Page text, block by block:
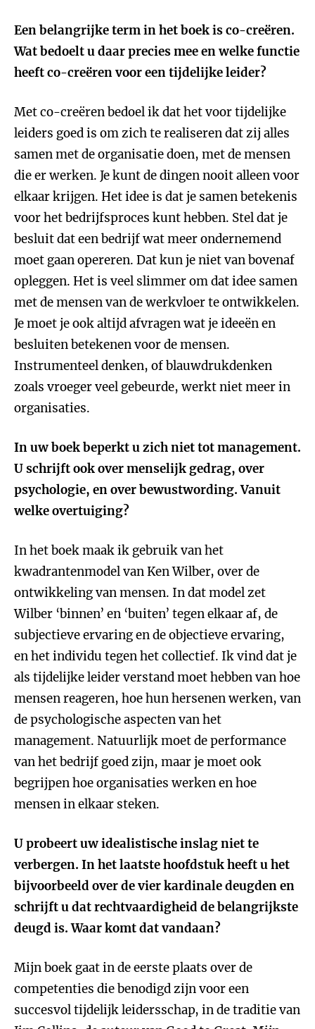
Een belangrijke term in het boek is co-creëren.
Wat bedoelt u daar precies mee en welke functie
heeft co-creëren voor een tijdelijke leider?
Met co-creëren bedoel ik dat het voor tijdelijke
leiders goed is om zich te realiseren dat zij alles
samen met de organisatie doen, met de mensen
die er werken. Je kunt de dingen nooit alleen voor
elkaar krijgen. Het idee is dat je samen betekenis
voor het bedrijfsproces kunt hebben. Stel dat je
besluit dat een bedrijf wat meer ondernemend
moet gaan opereren. Dat kun je niet van bovenaf
opleggen. Het is veel slimmer om dat idee samen
met de mensen van de werkvloer te ontwikkelen.
Je moet je ook altijd afvragen wat je ideeën en
besluiten betekenen voor de mensen.
Instrumenteel denken, of blauwdrukdenken
zoals vroeger veel gebeurde, werkt niet meer in
organisaties.
In uw boek beperkt u zich niet tot management.
U schrijft ook over menselijk gedrag, over
psychologie, en over bewustwording. Vanuit
welke overtuiging?
In het boek maak ik gebruik van het
kwadrantenmodel van Ken Wilber, over de
ontwikkeling van mensen. In dat model zet
Wilber ‘binnen’ en ‘buiten’ tegen elkaar af, de
subjectieve ervaring en de objectieve ervaring,
en het individu tegen het collectief. Ik vind dat je
als tijdelijke leider verstand moet hebben van hoe
mensen reageren, hoe hun hersenen werken, van
de psychologische aspecten van het
management. Natuurlijk moet de performance
van het bedrijf goed zijn, maar je moet ook
begrijpen hoe organisaties werken en hoe
mensen in elkaar steken.
U probeert uw idealistische inslag niet te
verbergen. In het laatste hoofdstuk heeft u het
bijvoorbeeld over de vier kardinale deugden en
schrijft u dat rechtvaardigheid de belangrijkste
deugd is. Waar komt dat vandaan?
Mijn boek gaat in de eerste plaats over de
competenties die benodigd zijn voor een
succesvol tijdelijk leidersschap, in de traditie van